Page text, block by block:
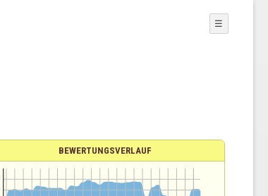
☰
BEWERTUNGSVERLAUF